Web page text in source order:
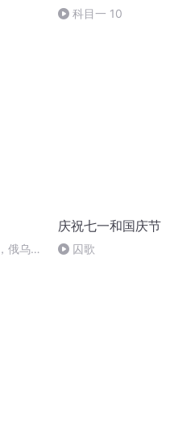
科目一 10
俄乌冲
庆祝七一和国庆节
囚歌